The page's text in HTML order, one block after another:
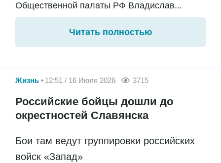
Общественной палаты РФ Владислав...
Читать полностью
Жизнь 12:51 / 16 Июля 2026 3715
Российские бойцы дошли до
окрестностей Славянска
Бои там ведут группировки российских
войск «Запад»